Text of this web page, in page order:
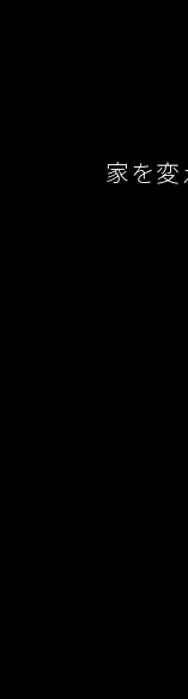
家を